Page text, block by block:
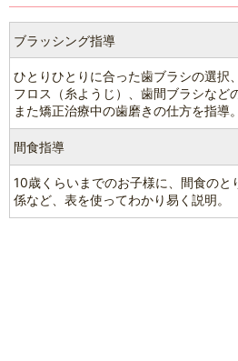
ブラッシング指導
ひとりひとりに合った歯ブラシの選択
フロス（糸ようじ）、歯間ブラシなど
また矯正治療中の歯磨きの仕方を指導。
間食指導
10歳くらいまでのお子様に、間食のと
係など、表を使ってわかり易く説明。